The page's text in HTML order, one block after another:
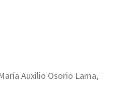
Auxilio Osorio Lama,